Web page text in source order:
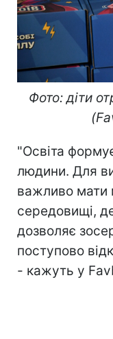
Фото: діти
"Освіта
людини. Для
важливо мати
середовищі,
дозволяє
поступово
- кажуть у